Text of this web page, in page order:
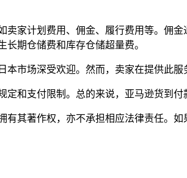
家计划费用、佣金、履行费用等。佣
期仓储费和库存仓储超量费。
市场深受欢迎。然而，卖家在提供此服
和支付限制。总的来说，亚马逊货到
其著作权，亦不承担相应法律责任。